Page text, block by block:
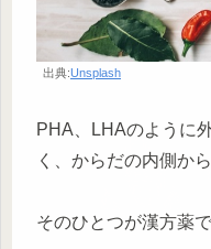
出典:Unsplash
PHA、LHAのように
く、からだの内側か
そのひとつが漢方薬で